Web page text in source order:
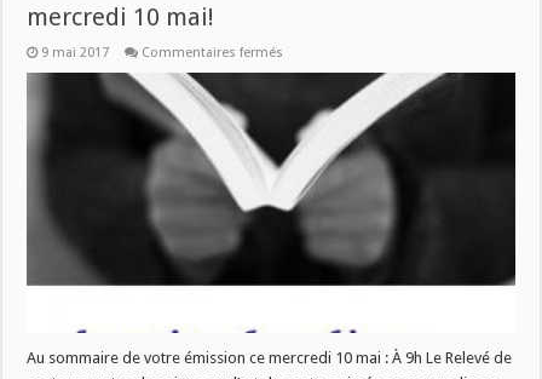
mercredi 10 mai!
9 mai 2017 Commentaires fermés
Vie
des
Livres
mercredi
10
Au sommaire de votre émission ce mercredi 10 mai : À 9h Le Relevé de